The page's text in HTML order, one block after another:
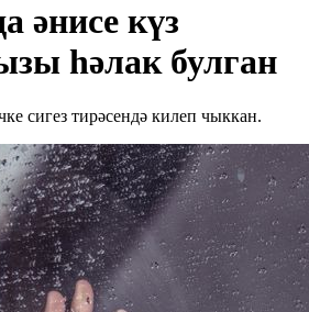
әнисе күз
һәлак булган
сигез тирәсендә килеп чыккан.